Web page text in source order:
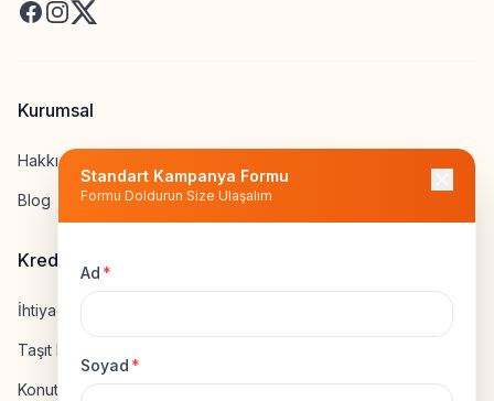
Standart Kampanya Formu
Formu Doldurun Size Ulaşalım
Ad *
Soyad *
Facebook
Instagram
X
Kurumsal
Hakkımızda
Blog
Kredi Hesapla
İhtiyaç Kredisi Hesapla
Taşıt Kredisi Hesapla
Konut Kredisi Hesapla